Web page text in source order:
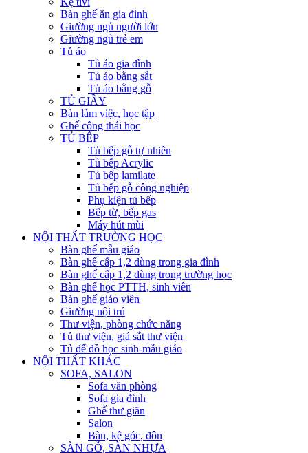
Bàn ghế ăn gia đình
Giường ngủ người lớn
Giường ngủ trẻ em
Tủ áo
Tủ áo gia đình
Tủ áo bằng sắt
Tủ áo bằng gỗ
TỦ GIẦY
Bàn làm việc, học tập
Ghế công thái học
TỦ BẾP
Tủ bếp gỗ tự nhiên
Tủ bếp Acrylic
Tủ bếp lamilate
Tủ bếp gỗ công nghiệp
Phụ kiện tủ bếp
Bếp từ, bếp gas
Máy hút mùi
NỘI THẤT TRƯỜNG HỌC
Bàn ghế mẫu giáo
Bàn ghế cấp 1,2 dùng trong gia đình
Bàn ghế cấp 1,2 dùng trong trường học
Bàn ghế học PTTH, sinh viên
Bàn ghế giáo viên
Giường nội trú
Thư viện, phòng chức năng
Tủ thư viện, giá sắt thư viện
Tủ để đồ học sinh-mẫu giáo
NỘI THẤT KHÁC
SOFA, SALON
Sofa văn phòng
Sofa gia đình
Ghế thư giãn
Salon
Bàn, kệ góc, đôn
SÀN GỖ, SÀN NHỰA